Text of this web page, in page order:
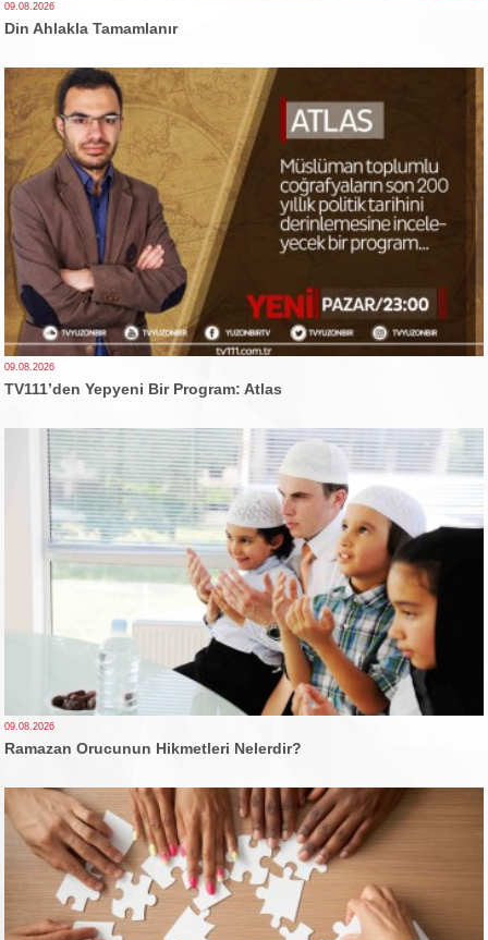
09.08.2026
Din Ahlakla Tamamlanır
09.08.2026
TV111’den Yepyeni Bir Program: Atlas
09.08.2026
Ramazan Orucunun Hikmetleri Nelerdir?